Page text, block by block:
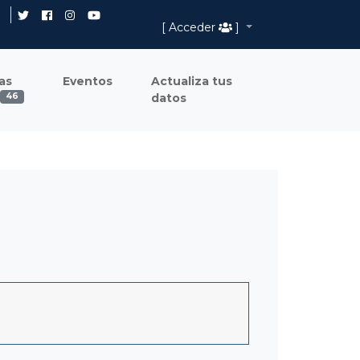
[ Acceder ]
46
Eventos
Actualiza tus
datos